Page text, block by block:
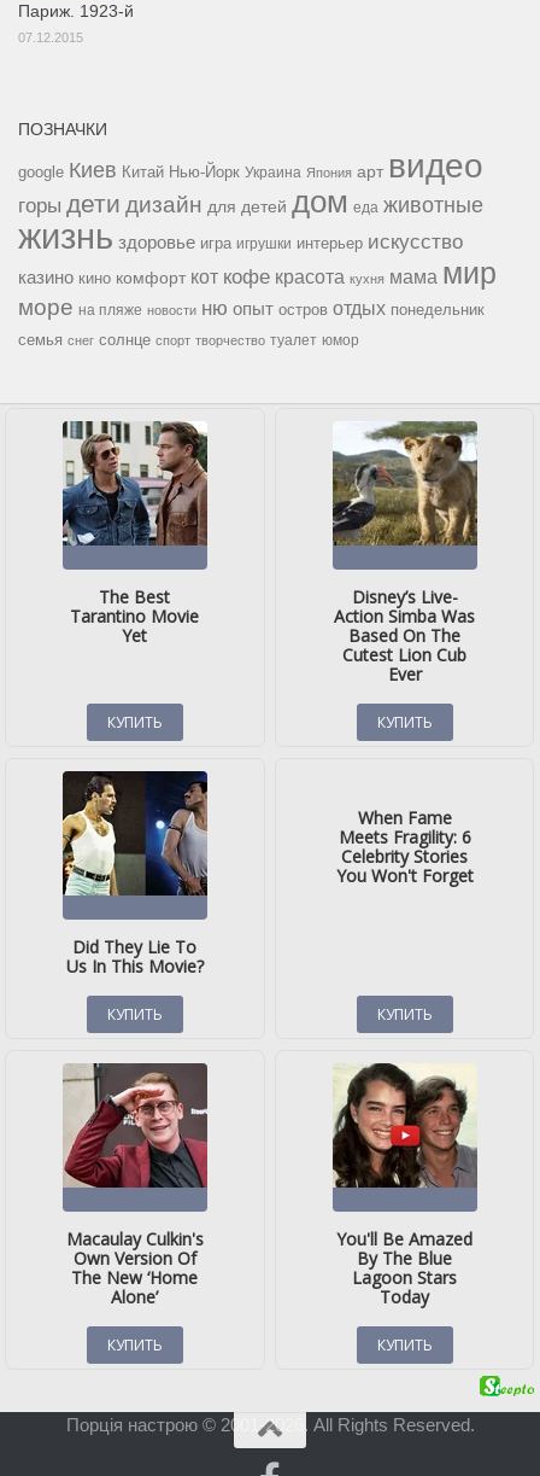
Париж. 1923-й
07.12.2015
ПОЗНАЧКИ
google Киев Китай Нью-Йорк Украина Япония арт видео
горы дети дизайн для детей дом еда животные
жизнь здоровье игра игрушки интерьер искусство
казино кино комфорт кот кофе красота кухня мама мир
море на пляже новости ню опыт остров отдых понедельник
семья снег солнце спорт творчество туалет юмор
Порція настрою © 2001-2026. All Rights Reserved.